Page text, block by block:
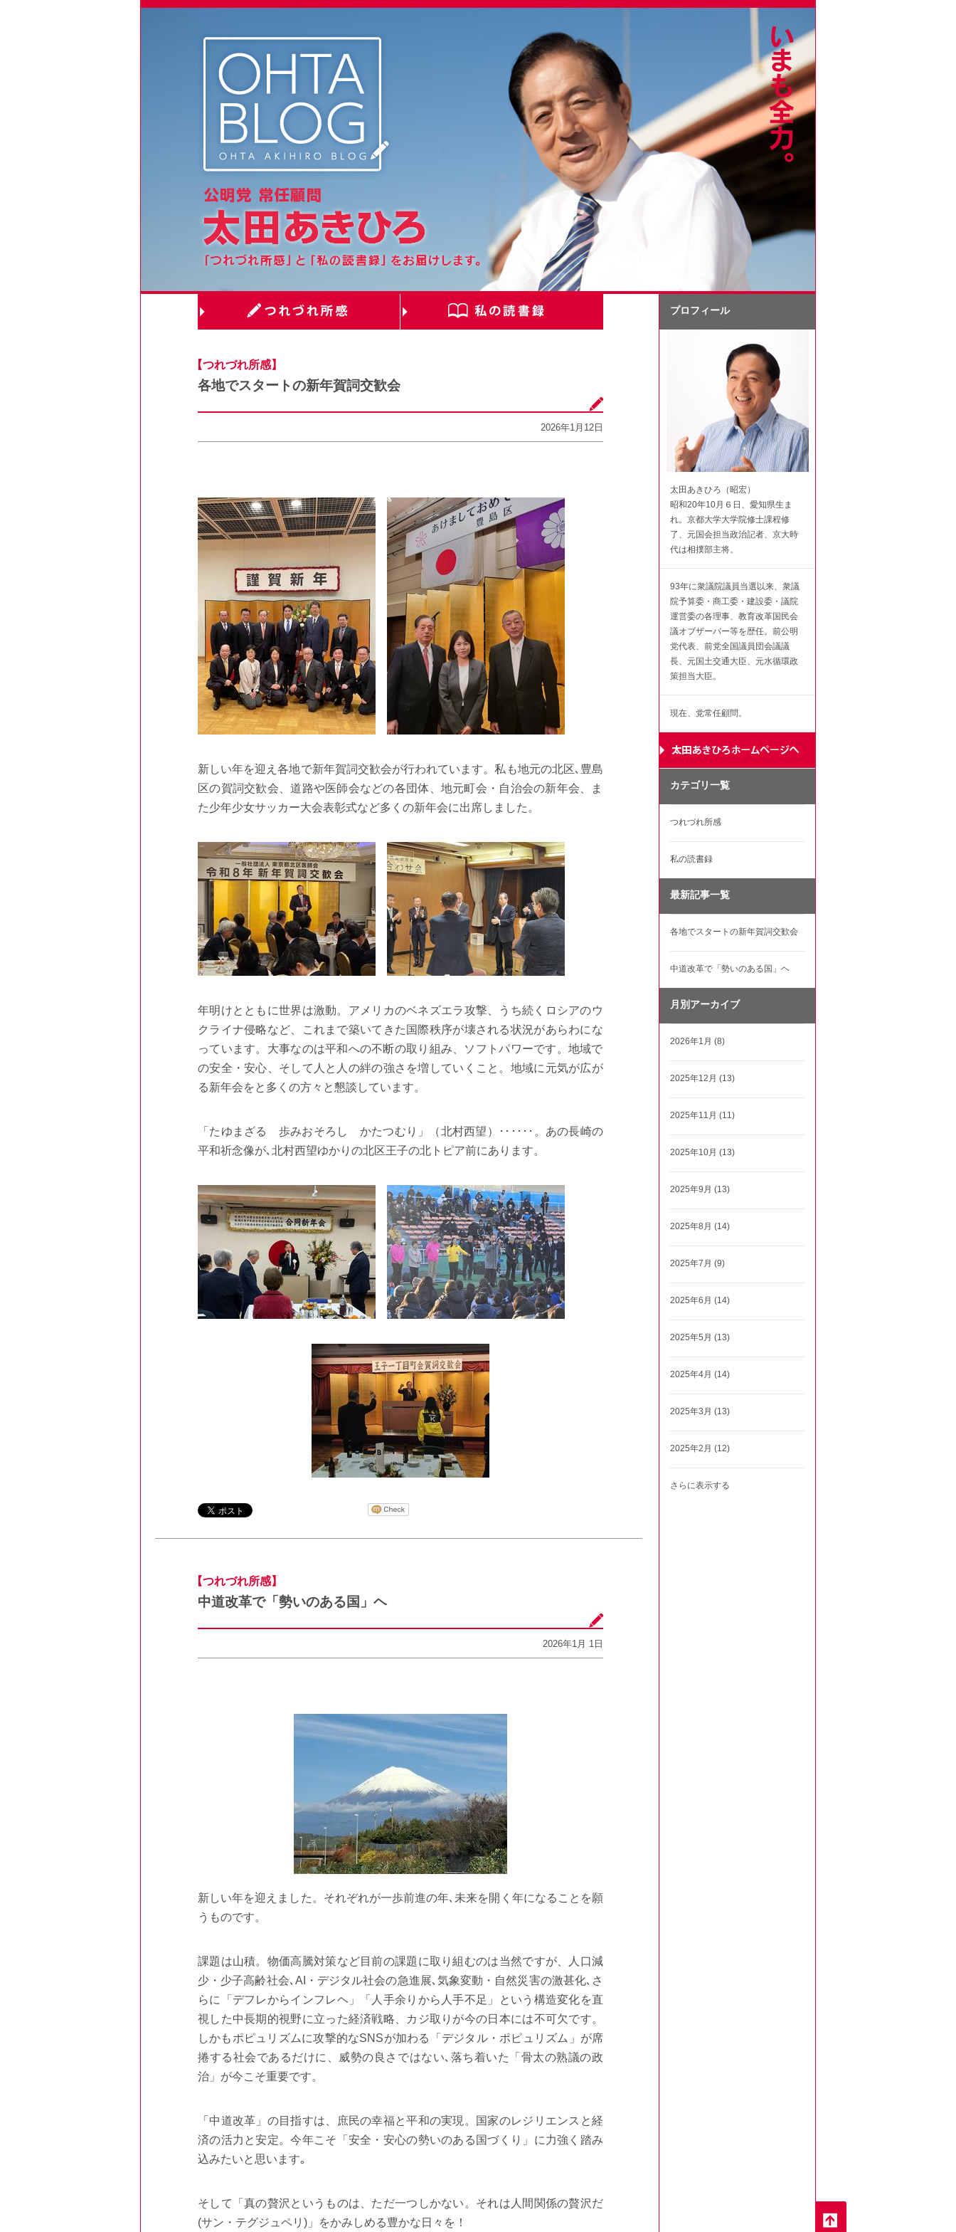
【つれづれ所感】
各地でスタートの新年賀詞交歓会
2026年1月12日
新しい年を迎え各地で新年賀詞交歓会が行われています。私も地元の北区､豊島
区の賀詞交歓会、道路や医師会などの各団体、地元町会・自治会の新年会、
ま
た少年少女サッカー大会表彰式など多くの新年会に出席しました 。
年明けとともに世界は激動。アメリカのベネズエラ攻撃、
うち続くロシアのウ
クライナ侵略など、
これまで築いてきた国際秩序が壊される状況があらわにな
っています。大事なのは平和への不断の取り組み、ソフトパワーです。 地域で
の安全・安心、そして人と人の絆の強さを増していくこと。 地域に元気が広が
る新年会をと多くの方々と懇談しています。
「たゆまざる 歩みおそろし かたつむり」（北村西望）･･････。あの長崎の
平和祈念像が､ 北村西望ゆかりの北区王子の北トピア前にあります。
【つれづれ所感】
中道改革で「勢いのある国」ヘ
2026年1月 1日
新しい年を迎えました。それぞれが一歩前進の年､未来を開く年になることを願
うものです。
課題は山積。物価高騰対策など目前の課題に取り組むのは当然ですが、人口減
少・少子高齢社会､ AI
・デジタル社会の急進展､気象変動・自然災害の激甚化､さ
らに「デフレからインフレヘ」「人手余りから人手不足」という構造変化を直
視した中長期的視野に立った経済戦略、カジ取りが今の日本には不可欠です。
しかもポピュリズムに攻撃的なSNSが加わる「デジタル・ポピュリズム」が席
捲する社会であるだけに、威勢の良さではない､落ち着いた「骨太の熟議の政
治」が今こそ重要です。
「中道改革」の目指すは、庶民の幸福と平和の実現。国家のレジリエンスと経
済の活力と安定。今年こそ「安全・安心の勢いのある国づくり」に力強く踏み
込みたいと思います｡
そして「真の贅沢というものは、ただ一つしかない。それは人間関係の贅沢だ
(サン・テグジュペリ ) 」をかみしめる豊かな日々を！
プロフィール
太田あきひろ（昭宏）
昭和20年10月６日、愛知県生ま
れ。京都大学大学院修士課程修
了、元国会担当政治記者、京大時
代は相撲部主将。
93年に衆議院議員当選以来、衆議
院予算委・商工委・建設委・議院
運営委の各理事、教育改革国民会
議オブザーバー等を歴任。前公明
党代表、前党全国議員団会議議
長、元国土交通大臣、元水循環政
策担当大臣。
現在、党常任顧問。
カテゴリ一覧
つれづれ所感
私の読書録
最新記事一覧
各地でスタートの新年賀詞交歓会
中道改革で「勢いのある国」ヘ
月別アーカイブ
2026年1月 (8)
2025年12月 (13)
2025年11月 (11)
2025年10月 (13)
2025年9月 (13)
2025年8月 (14)
2025年7月 (9)
2025年6月 (14)
2025年5月 (13)
2025年4月 (14)
2025年3月 (13)
2025年2月 (12)
さらに表示する